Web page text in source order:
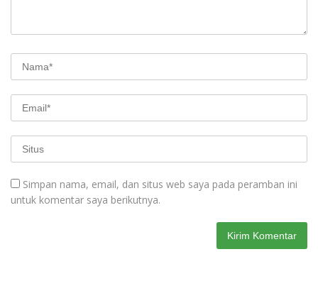
Simpan nama, email, dan situs web saya pada peramban ini
untuk komentar saya berikutnya.